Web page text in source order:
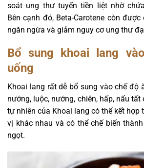
soát ung thư tuyến tiền liệt nhờ
Bên cạnh đó, Beta-Carotene còn
ngăn ngừa và giảm nguy cơ ung thư
Bổ sung khoai lang
uống
Khoai lang rất dễ bổ sung vào chế độ
nướng, luộc, nướng, chiên, hấp, nấu tất
tự nhiên của Khoai lang có thể kết hợp
vị khác nhau và có thể chế biến
ngọt.